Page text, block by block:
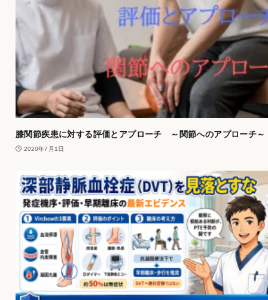
膝関節疾患に対する評価とアプローチ ～関節へのアプローチ～
2020年7月1日